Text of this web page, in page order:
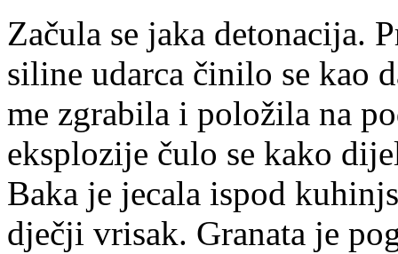
Začula se jaka detonacija.
siline udarca činilo se kao
me zgrabila i položila na
eksplozije čulo se kako
Baka je jecala ispod
dječji vrisak. Granata je